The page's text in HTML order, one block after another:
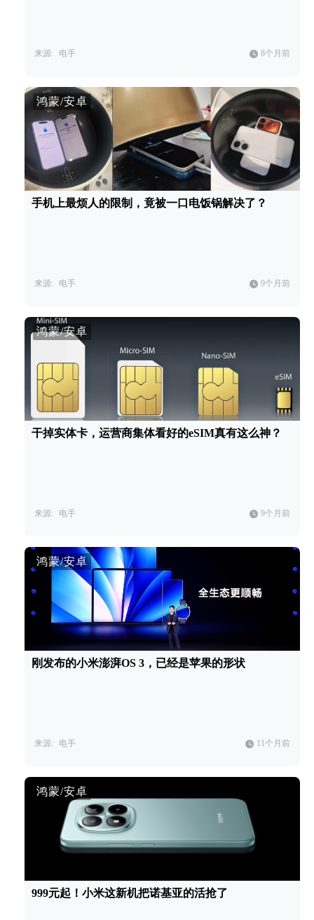
来源: 电手 8个月前
鸿蒙/安卓
手机上最烦人的限制，竟被一口电饭锅解决了？
来源: 电手 9个月前
鸿蒙/安卓
干掉实体卡，运营商集体看好的eSIM真有这么神？
来源: 电手 9个月前
鸿蒙/安卓
刚发布的小米澎湃OS 3，已经是苹果的形状
来源: 电手 11个月前
鸿蒙/安卓
999元起！小米这新机把诺基亚的活抢了